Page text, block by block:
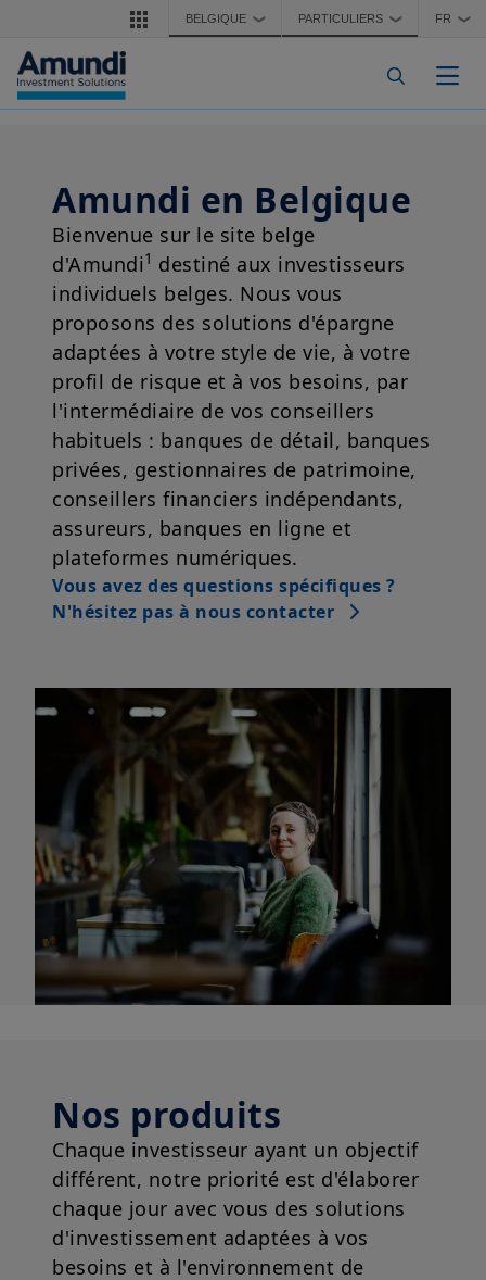
Aller au contenu principal
BELGIQUE ❯ PARTICULIERS ❯ FR ❯
Amundi en Belgique
Bienvenue sur le site belge
d'Amundi1 destiné aux investisseurs
individuels belges. Nous vous
proposons des solutions d'épargne
adaptées à votre style de vie, à votre
profil de risque et à vos besoins, par
l'intermédiaire de vos conseillers
habituels : banques de détail, banques
privées, gestionnaires de patrimoine,
conseillers financiers indépendants,
assureurs, banques en ligne et
plateformes numériques.
Vous avez des questions spécifiques ?
N'hésitez pas à nous contacter
Nos produits
Chaque investisseur ayant un objectif
différent, notre priorité est d'élaborer
chaque jour avec vous des solutions
d'investissement adaptées à vos
besoins et à l'environnement de